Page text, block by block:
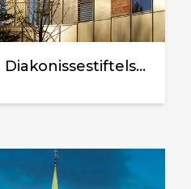
Diakonissestiftelsens Hospice